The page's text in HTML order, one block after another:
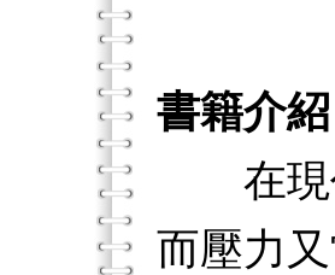
書籍介紹
在現代
而壓力